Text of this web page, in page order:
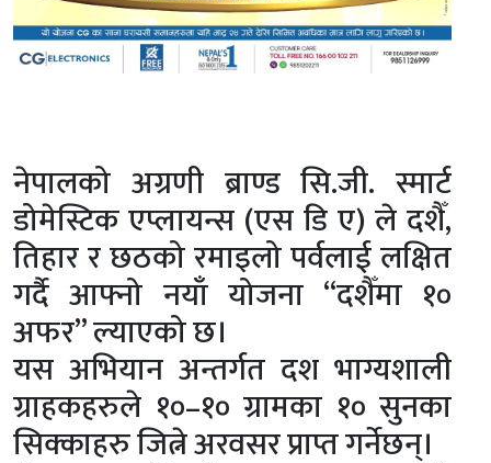
नेपालको अग्रणी ब्राण्ड सि.जी. स्मार्ट
डोमेस्टिक एप्लायन्स (एस डि ए) ले दशैँ,
तिहार र छठको रमाइलो पर्वलाई लक्षित
गर्दै आफ्नो नयाँ योजना “दशैँमा १०
अफर” ल्याएको छ।
यस अभियान अन्तर्गत दश भाग्यशाली
ग्राहकहरुले १०–१० ग्रामका १० सुनका
सिक्काहरु जित्ने अरवसर प्राप्त गर्नेछन्।